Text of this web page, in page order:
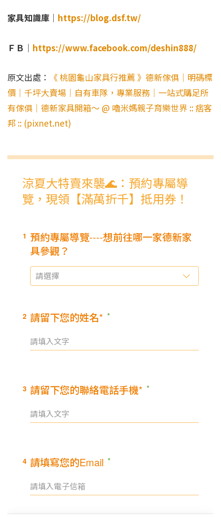
家具知識庫｜ https://blog.dsf.tw/
ＦＢ｜ https://www.facebook.com/deshin888/
原文出處：
《 桃園龜山家具行推薦 》德新傢俱｜明碼標
價｜千坪大賣場｜自有車隊，專業服務｜一站式購足所
有傢俱｜德新家具開箱～ @ 嚕米媽親子育樂世界 :: 痞客
邦 :: (pixnet.net)